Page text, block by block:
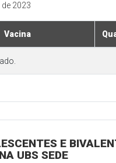
2023
Vacina
E
UBS SEDE